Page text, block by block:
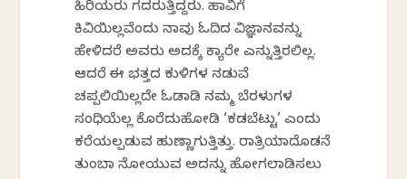
ಹಿರಿಯರು ಗದರುತ್ತಿದ್ದರು. ಹಾವಿಗೆ
ಕಿವಿಯಿಲ್ಲವೆಂದು ನಾವು ಓದಿದ ವಿಜ್ಞಾನವನ್ನು
ಹೇಳಿದರೆ ಅವರು ಅದಕ್ಕೆ ಕ್ಯಾರೇ ಎನ್ನುತ್ತಿರಲಿಲ್ಲ.
ಆದರೆ ಈ ಭತ್ತದ ಕುಳಿಗಳ ನಡುವೆ
ಚಪ್ಪಲಿಯಿಲ್ಲದೇ ಓಡಾಡಿ ನಮ್ಮ ಬೆರಳುಗಳ
ಸಂಧಿಯೆಲ್ಲ ಕೊರೆದುಹೋಡಿ ‘ಕಡಬೆಟ್ಟು’ ಎಂದು
ಕರೆಯಲ್ಪಡುವ ಹುಣ್ಣಾಗುತ್ತಿತ್ತು. ರಾತ್ರಿಯಾದೊಡನೆ
ತುಂಬಾ ನೋಯುವ ಅದನ್ನು ಹೋಗಲಾಡಿಸಲು